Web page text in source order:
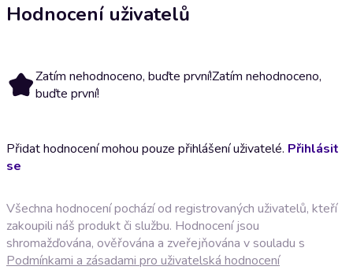
Hodnocení uživatelů
Zatím nehodnoceno, buďte první!Zatím nehodnoceno,
buďte první!
Přidat hodnocení mohou pouze přihlášení uživatelé. Přihlásit
se
Všechna hodnocení pochází od registrovaných uživatelů, kteří
zakoupili náš produkt či službu. Hodnocení jsou
shromažďována, ověřována a zveřejňována v souladu s
Podmínkami a zásadami pro uživatelská hodnocení